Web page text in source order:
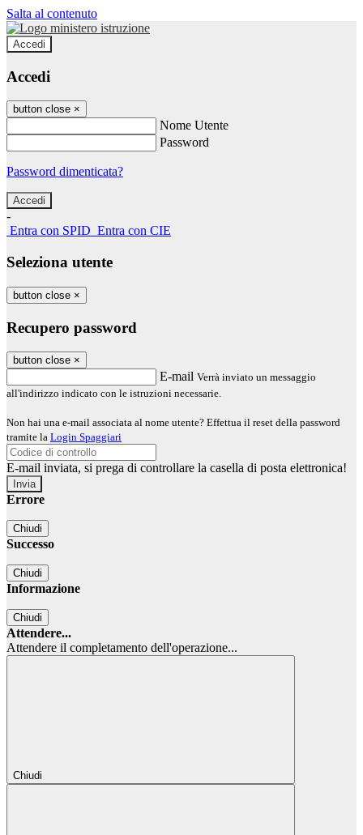
Salta al contenuto
Accedi
Accedi
button close ×
Nome Utente
Password
Password dimenticata?
-
Entra con SPID Entra con CIE
Seleziona utente
button close ×
Recupero password
button close ×
E-mail Verrà inviato un messaggio
all'indirizzo indicato con le istruzioni necessarie.
Non hai una e-mail associata al nome utente? Effettua il reset della password
tramite la Login Spaggiari
E-mail inviata, si prega di controllare la casella di posta elettronica!
Errore
Chiudi
Successo
Chiudi
Informazione
Chiudi
Attendere...
Attendere il completamento dell'operazione...
Chiudi